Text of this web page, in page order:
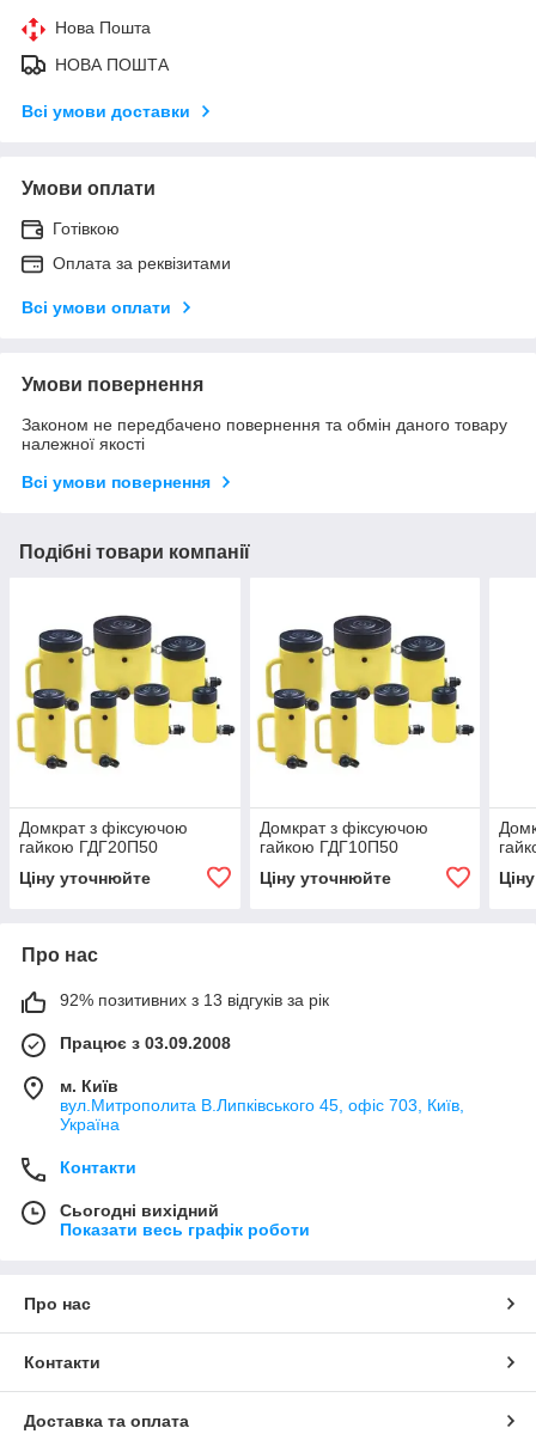
Нова Пошта
НОВА ПОШТА
Всі умови доставки
Умови оплати
Готівкою
Оплата за реквізитами
Всі умови оплати
Умови повернення
Законом не передбачено повернення та обмін даного товару
належної якості
Всі умови повернення
Подібні товари компанії
Домкрат з фіксуючою
гайкою ГДГ20П50
Ціну уточнюйте
Домкрат з фіксуючою
гайкою ГДГ10П50
Ціну уточнюйте
Про нас
92% позитивних з 13 відгуків за рік
Працює з 03.09.2008
м. Київ
вул.Митрополита В.Липківського 45, офіс 703, Київ,
Україна
Контакти
Сьогодні вихідний
Показати весь графік роботи
Про нас
Контакти
Доставка та оплата